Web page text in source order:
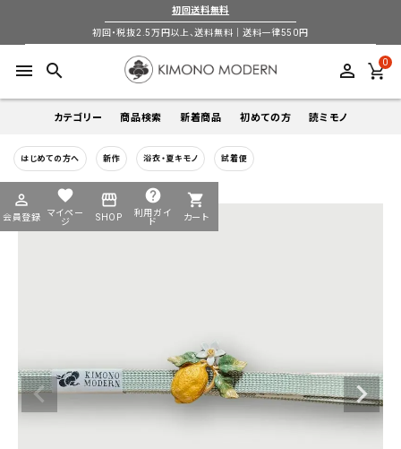
初回送料無料
初回・税抜2.5万円以上、送料無料｜送料一律550円
menu search perm_identity 0
カテゴリー
着物
帯
小物
商品検索
キーワードから探す
search
カテゴリーから探す
着物 帯 羽織 襦袢 小物
新着商品 初めての方 読ミモノ
はじめての方へ 新作 浴衣・夏キモノ 試着便
perm_identity
会員登録
favorite
マイペー
ジ
storefront
SHOP
help
利用ガイ
ド
shopping_cart
カート